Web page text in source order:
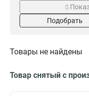
Тип волокна
5
Подобрать
Товары не найдены
Товар снятый с